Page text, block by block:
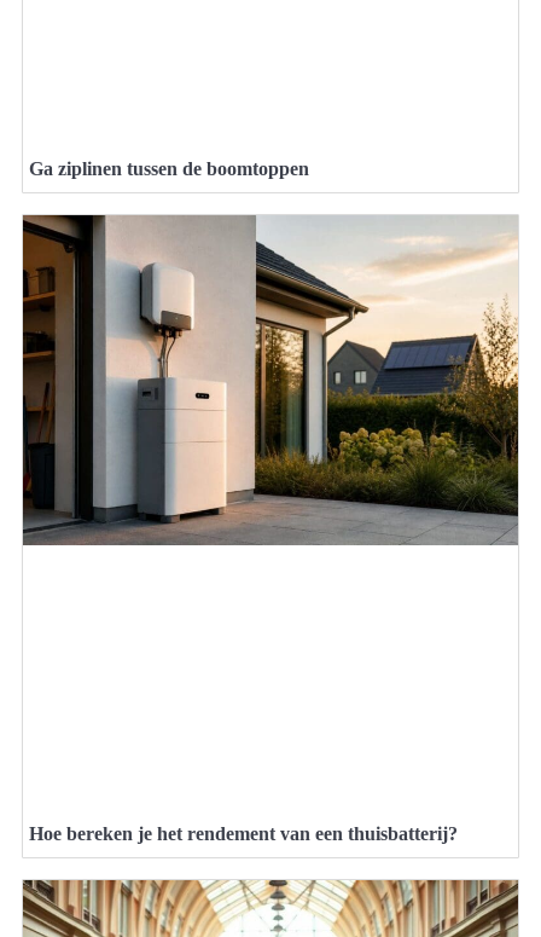
Ga ziplinen tussen de boomtoppen
Hoe bereken je het rendement van een thuisbatterij?